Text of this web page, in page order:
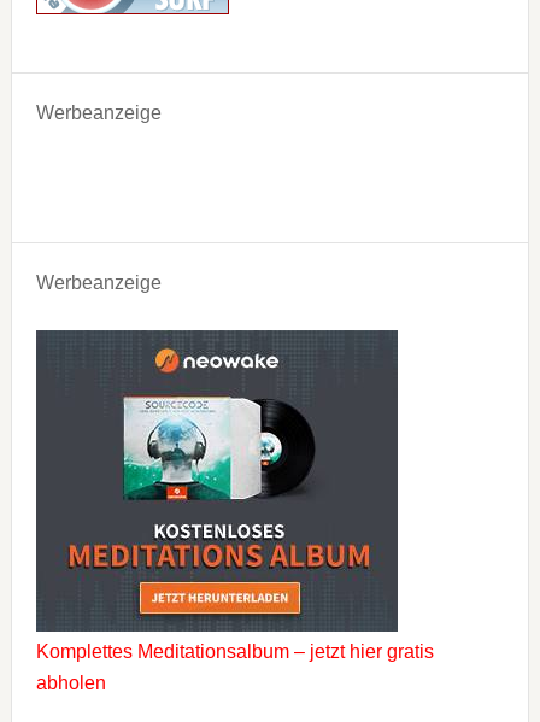
Werbeanzeige
Werbeanzeige
Komplettes Meditationsalbum – jetzt hier gratis
abholen